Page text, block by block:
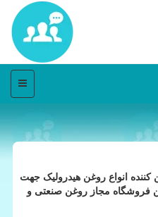
منو
کننده انواع روغن هیدرولیک جهت
فروشگاه مجاز روغن صنعتی و